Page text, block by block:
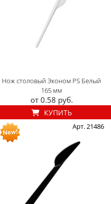
Нож столовый Эконом PS Белый
165 мм
от 0.58 руб.
КУПИТЬ
Арт. 21486